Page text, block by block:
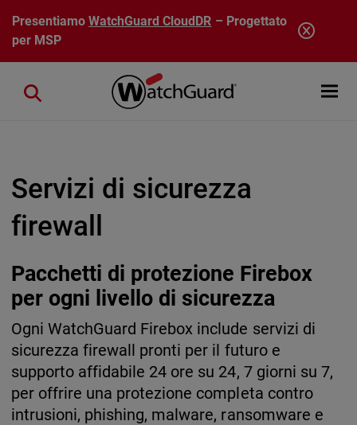
Salta al contenuto principale
PresentiamoWatchGuard CloudDR – Progettato
per MSP
Open
Close search
Servizi di sicurezza
firewall
Pacchetti di protezione Firebox
per ogni livello di sicurezza
Ogni WatchGuard Firebox include servizi di
sicurezza firewall pronti per il futuro e
supporto affidabile 24 ore su 24, 7 giorni su 7,
per offrire una protezione completa contro
intrusioni, phishing, malware, ransomware e